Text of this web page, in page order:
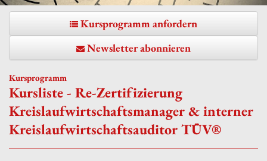
Kursprogramm
Kursprogramm anfordern
Newsletter abonnieren
Kursliste - Re-Zertifizierung
Kreislaufwirtschaftsmanager & interner
Kreislaufwirtschaftsauditor TÜV®